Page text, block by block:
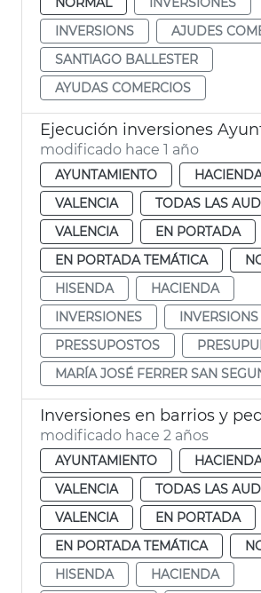
INVERSIONS
AJUDES
SANTIAGO BALLESTER
AYUDAS COMERCIOS
modificado hace 1 año
AYUNTAMIENTO
VALENCIA
TODAS LAS
VALENCIA
EN PORTADA
EN PORTADA TEMÁTICA
HISENDA
HACIENDA
INVERSIONES
INVERSIONS
PRESSUPOSTOS
MARÍA JOSÉ FERRER SAN
Inversiones en barrios y
modificado hace 2 años
AYUNTAMIENTO
VALENCIA
TODAS LAS
VALENCIA
EN PORTADA
EN PORTADA TEMÁTICA
HISENDA
HACIENDA